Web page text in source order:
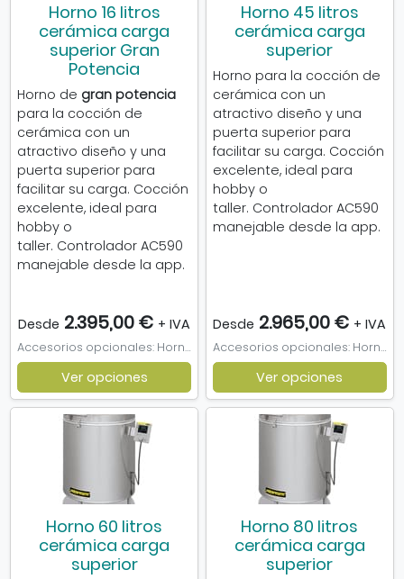
Horno 16 litros
cerámica carga
superior Gran
Potencia
Horno de gran potencia
para la cocción de
cerámica con un
atractivo diseño y una
puerta superior para
facilitar su carga. Cocción
excelente, ideal para
hobby o
taller. Controlador AC590
manejable desde la app.
Desde 2.395,00 € + IVA
Accesorios opcionales: Horno Nabertherm 16 litros, Kit Refractario horno 16 litros
Ver opciones
Horno 45 litros
cerámica carga
superior
Horno para la cocción de
cerámica con un
atractivo diseño y una
puerta superior para
facilitar su carga. Cocción
excelente, ideal para
hobby o
taller. Controlador AC590
manejable desde la app.
Desde 2.965,00 € + IVA
Accesorios opcionales: Horno Nabertherm 45 litros, Kit refractario 45 litros
Ver opciones
Horno 60 litros
cerámica carga
superior
Horno 80 litros
cerámica carga
superior